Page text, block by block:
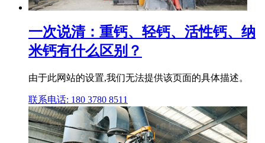
一次说清：重钙、轻钙、活性钙、纳
米钙有什么区别？
由于此网站的设置,我们无法提供该页面的具体描述。
联系电话: 180 3780 8511